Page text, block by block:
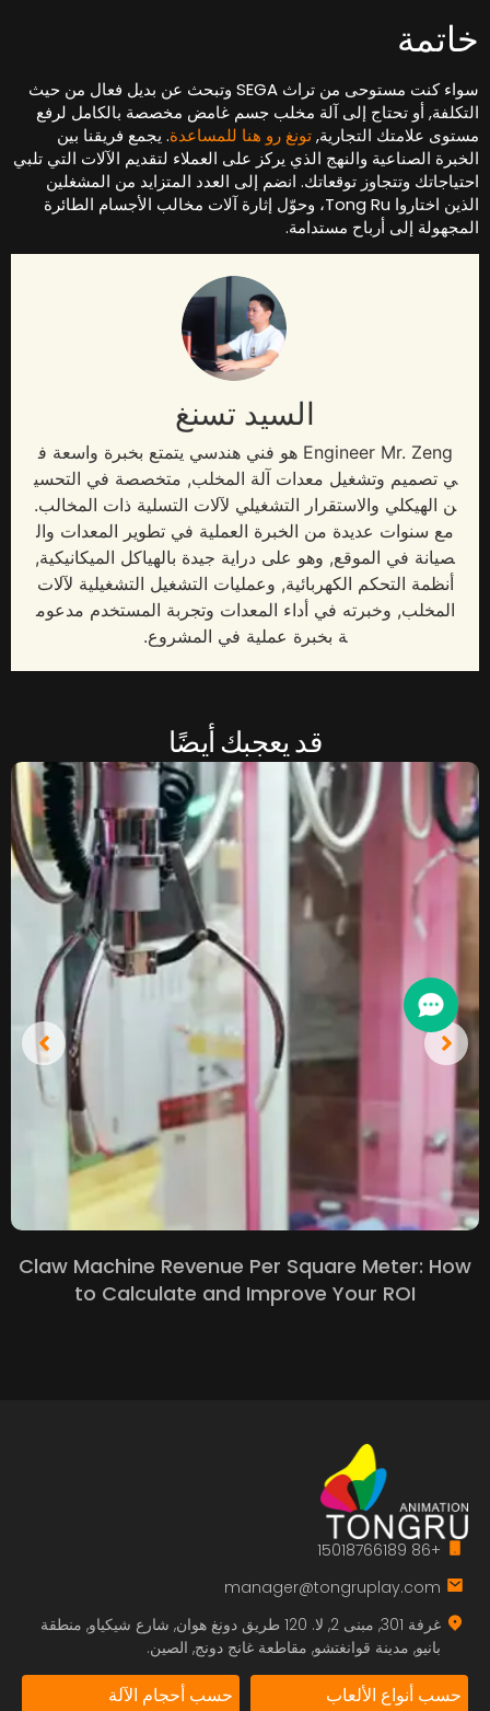
سواء كنت مستوحى من تراث SEGA وتبحث عن بديل فعال من حيث
أو تحتاج إلى آلة مخلب جسم غامض مخصصة بالكامل لرفع
علامتك التجارية,تونغ رو هنا للمساعدة. يجمع فريقنا بين
الصناعية والنهج الذي يركز على العملاء لتقديم الآلات التي تلبي
وتتجاوز توقعاتك. انضم إلى العدد المتزايد من المشغلين
الذين اختاروا Tong Ru، وحوّل إثارة آلات مخالب الأجسام الطائرة
إلى أرباح مستدامة.
السيد تسنغ
Engineer Mr. Zeng هو فني هندسي يتمتع بخبرة واسعة ف
ي تصميم وتشغيل معدات آلة المخلب, متخصصة في التحسي
ن الهيكلي والاستقرار التشغيلي لآلات التسلية ذات المخالب.
مع سنوات عديدة من الخبرة العملية في تطوير المعدات وال
صيانة في الموقع, وهو على دراية جيدة بالهياكل الميكانيكية,
أنظمة التحكم الكهربائية, وعمليات التشغيل التشغيلية لآلات
المخلب, وخبرته في أداء المعدات وتجربة المستخدم مدعوم
ة بخبرة عملية في المشروع.
قد يعجبك أيضًا
Claw Machine Revenue Per Square Meter:How
to Calculate and Improve Your ROI
+86 15018766189
manager@tongruplay.com
غرفة 301, مبنى 2, لا. 120 طريق دونغ هوان, شارع شيكياو, منطقة
بانيو, مدينة قوانغتشو, مقاطعة غانج دونج, الصين.
حسب أنواع الألعاب حسب أحجام الآلة